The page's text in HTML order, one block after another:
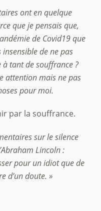
ont en quelque
que je pensais que,
de Covid19 que
de ne pas
à tant de souffrance ?
attention mais ne pas
pour moi.
par la souffrance.
sur le silence
Lincoln :
pour un idiot que de
d’un doute. »